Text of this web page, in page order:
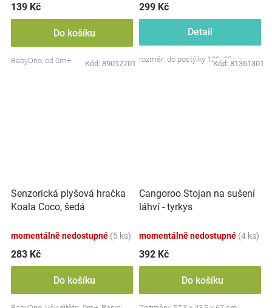
139 Kč
Do košíku
BabyOno, od 0m+ Kód: 89012701
299 Kč
Detail
rozměr: do postýlky 120x60cm
Kód: 81361301
Senzorická plyšová hračka
Koala Coco, šedá
momentálně nedostupné (5 ks)
283 Kč
Do košíku
Cangoroo Stojan na sušení
láhví - tyrkys
momentálně nedostupné (4 ks)
392 Kč
Do košíku